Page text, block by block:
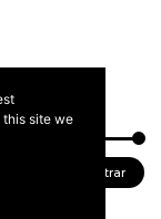
Filtrar
this site we